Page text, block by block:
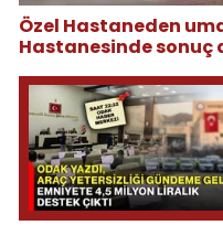
Özel Hastaneden
Hastanesinde sonuç